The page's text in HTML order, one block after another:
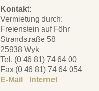
Kontakt:
Vermietung durch:
Freienstein auf Föhr
Strandstraße 58
25938 Wyk
Tel. (0 46 81) 74 64 00
Fax (0 46 81) 74 64 054
E-Mail
Internet